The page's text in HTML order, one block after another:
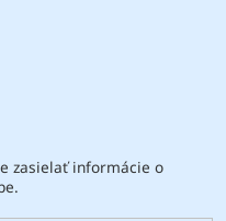
zasielať informácie o